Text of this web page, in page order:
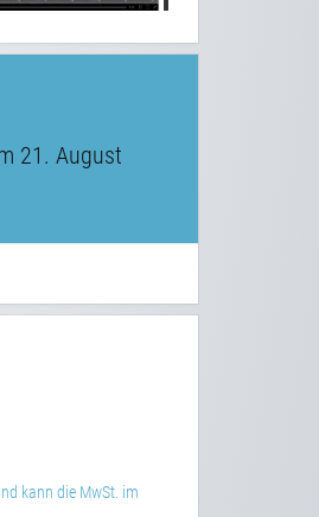
21. August
kann die MwSt. im